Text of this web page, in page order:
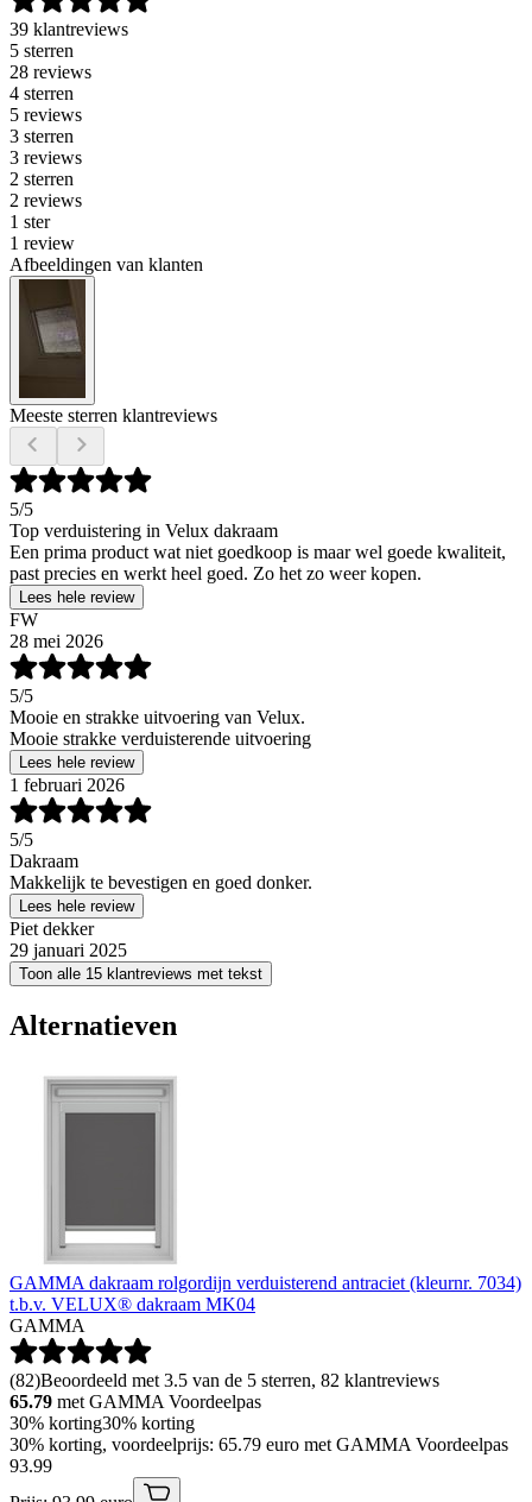
39 klantreviews
5 sterren
28 reviews
4 sterren
5 reviews
3 sterren
3 reviews
2 sterren
2 reviews
1 ster
1 review
Afbeeldingen van klanten
Meeste sterren klantreviews
5/5
Top verduistering in Velux dakraam
Een prima product wat niet goedkoop is maar wel goede kwaliteit,
past precies en werkt heel goed. Zo het zo weer kopen.
Lees hele review
FW
28 mei 2026
5/5
Mooie en strakke uitvoering van Velux.
Mooie strakke verduisterende uitvoering
Lees hele review
1 februari 2026
5/5
Dakraam
Makkelijk te bevestigen en goed donker.
Lees hele review
Piet dekker
29 januari 2025
Toon alle 15 klantreviews met tekst
Alternatieven
GAMMA dakraam rolgordijn verduisterend antraciet (kleurnr. 7034)
t.b.v. VELUX® dakraam MK04
GAMMA
(82)Beoordeeld met 3.5 van de 5 sterren, 82 klantreviews
65.79 met GAMMA Voordeelpas
30% korting30% korting
30% korting, voordeelprijs: 65.79 euro met GAMMA Voordeelpas
93.99